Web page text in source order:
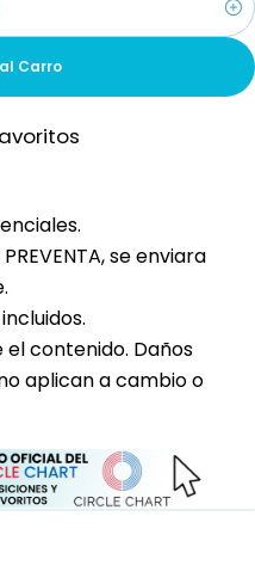
Carro
se enviara
contenido. Daños
aplican a cambio o